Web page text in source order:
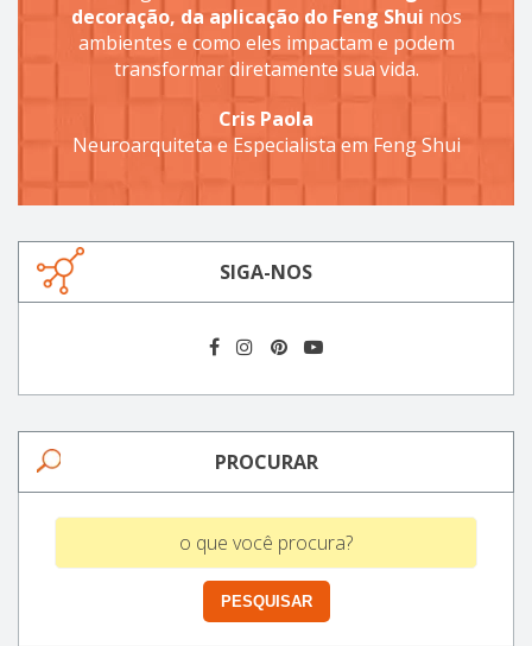
decoração, da aplicação do Feng Shui nos
ambientes e como eles impactam e podem
transformar diretamente sua vida.
Cris Paola
Neuroarquiteta e Especialista em Feng Shui
SIGA-NOS
PROCURAR